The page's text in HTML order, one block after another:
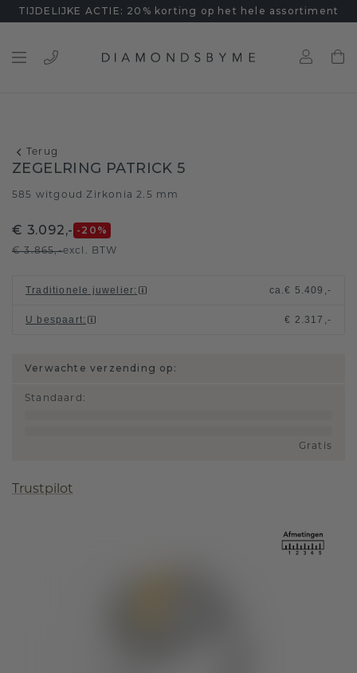
TIJDELIJKE ACTIE: 20% korting op het hele assortiment
Terug
ZEGELRING PATRICK 5
585 witgoud Zirkonia 2.5 mm
€ 3.092,- -20 %
€ 3.865,-excl. BTW
Traditionele juwelier: ca.€ 5.409,-
U bespaart: € 2.317,-
Verwachte verzending op:
Standaard :
Gratis
Trustpilot